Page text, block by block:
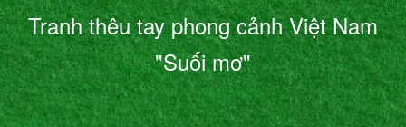
Tranh thêu tay phong cảnh Việt Nam
"Suối mơ"